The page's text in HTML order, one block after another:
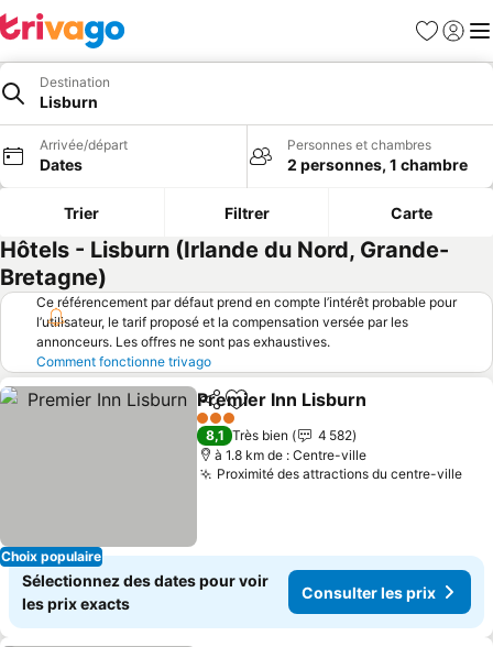
Favoris
Se
Destination
Lisburn
Arrivée/départ
Dates
Personnes et chambres
2 personnes, 1 chambre
Trier Filtrer Carte
Hôtels - Lisburn (Irlande du Nord, Grande-
Bretagne)
Ce référencement par défaut prend en compte l’intérêt probable pour
l’utilisateur, le tarif proposé et la compensation versée par les
annonceurs. Les offres ne sont pas exhaustives.
Comment fonctionne trivago
Choix populaire
PartagerAjouter à mes favoris
Premier Inn Lisburn
3 Étoiles
8,1 Très bien
4 582
à 1.8 km de : Centre-ville
Proximité des attractions du centre-ville
Sélectionnez des dates pour voir
les prix exacts
Consulter les prix